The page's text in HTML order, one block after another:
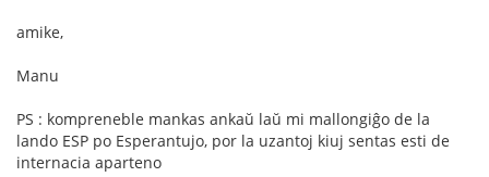
amike,
Manu
PS : kompreneble mankas ankaŭ laŭ mi mallongiĝo de la
lando ESP po Esperantujo, por la uzantoj kiuj sentas esti de
internacia aparteno